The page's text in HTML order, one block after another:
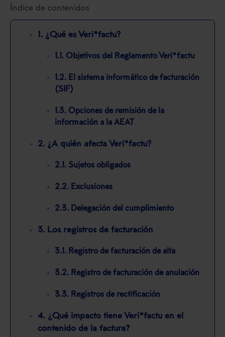
Índice de contenidos
1. ¿Qué es Veri*factu?
1.1. Objetivos del Reglamento Veri*factu
1.2. El sistema informático de facturación
(SIF)
1.3. Opciones de remisión de la
información a la AEAT
2. ¿A quién afecta Veri*factu?
2.1. Sujetos obligados
2.2. Exclusiones
2.3. Delegación del cumplimiento
3. Los registros de facturación
3.1. Registro de facturación de alta
3.2. Registro de facturación de anulación
3.3. Registros de rectificación
4. ¿Qué impacto tiene Veri*factu en el
contenido de la factura?